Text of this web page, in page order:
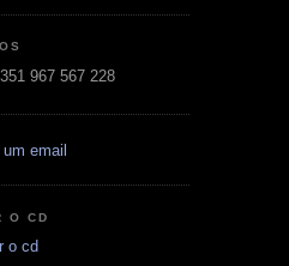
967 567 228
email
O CD